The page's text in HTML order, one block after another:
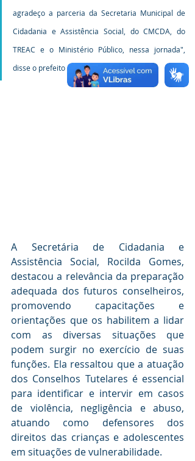
agradeço a parceria da Secretaria Municipal de
Cidadania e Assistência Social, do CMCDA, do
TREAC e o Ministério Público, nessa jornada",
disse o prefeito Padeiro.
A Secretária de Cidadania e
Assistência Social, Rocilda Gomes,
destacou a relevância da preparação
adequada dos futuros conselheiros,
promovendo capacitações e
orientações que os habilitem a lidar
com as diversas situações que
podem surgir no exercício de suas
funções. Ela ressaltou que a atuação
dos Conselhos Tutelares é essencial
para identificar e intervir em casos
de violência, negligência e abuso,
atuando como defensores dos
direitos das crianças e adolescentes
em situações de vulnerabilidade.